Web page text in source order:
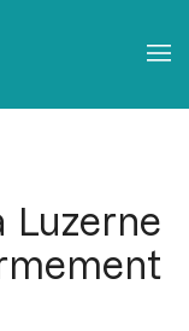
Luzerne